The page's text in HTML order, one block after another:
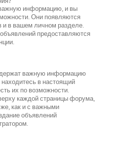
информацию, и вы
Они появляются
и в вашем личном разделе.
предоставляются
важную информацию
в настоящий
их по возможности.
каждой страницы форума,
как и с важными
объявлений